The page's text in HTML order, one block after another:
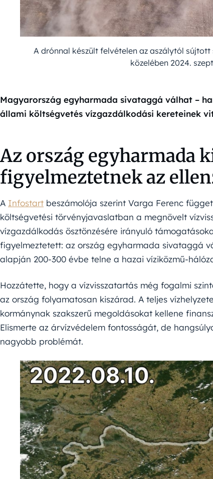
A drónnal készült felvételen az aszálytól
közelében 2024.
Magyarország egyharmada sivataggá válhat –
állami költségvetés vízgazdálkodási kereteinek
Az ország egyharmada
figyelmeztetnek az
A Infostart beszámolója szerint Varga Ferenc
költségvetési törvényjavaslatban a megnövelt
vízgazdálkodás ösztönzésére irányuló
figyelmeztetett: az ország egyharmada sivataggá
alapján 200-300 évbe telne a hazai víziközmű-
Hozzátette, hogy a vízvisszatartás még fogalmi
az ország folyamatosan kiszárad. A teljes
kormánynak szakszerű megoldásokat kellene
Elismerte az árvízvédelem fontosságát, de
nagyobb problémát.